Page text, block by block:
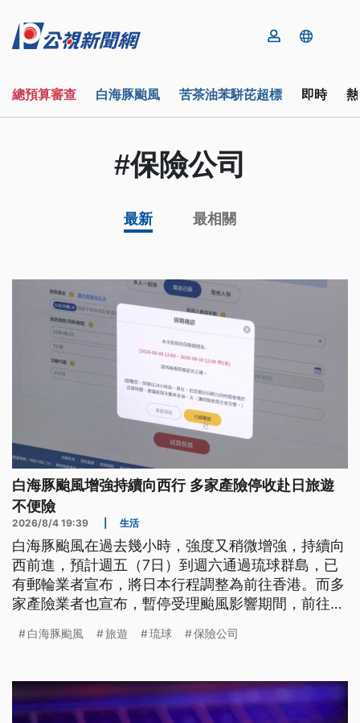
總預算審查 白海豚颱風 苦茶油苯駢芘超標 即時
#保險公司
最新 最相關
白海豚颱風增強持續向西行 多家產險停收赴日旅遊
不便險
2026/8/4 19:39 生活
白海豚颱風在過去幾小時，強度又稍微增強，持續向
西前進，預計週五（7日）到週六通過琉球群島，已
有郵輪業者宣布，將日本行程調整為前往香港。而多
家產險業者也宣布，暫停受理颱風影響期間，前往日
示，颱風在週末最接近台灣，還是有發布海上颱風警
定。
白海豚颱風 旅遊 琉球 保險公司